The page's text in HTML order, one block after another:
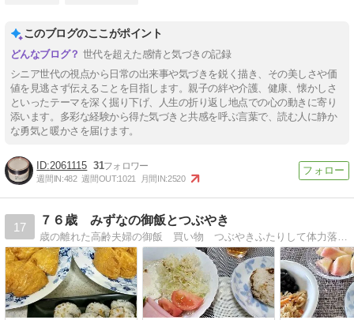
このブログのここがポイント
世代を超えた感情と気づきの記録
シニア世代の視点から日常の出来事や気づきを鋭く描き、その美しさや価
値を見逃さず伝えることを目指します。親子の絆や介護、健康、懐かしさ
といったテーマを深く掘り下げ、人生の折り返し地点での心の動きに寄り
添います。多彩な経験から得た気づきと共感を呼ぶ言葉で、読む人に静か
な勇気と暖かさを届けます。
2061115 31
週間IN:482 週間OUT:1021 月間IN:2520
17
７６歳 みずなの御飯とつぶやき